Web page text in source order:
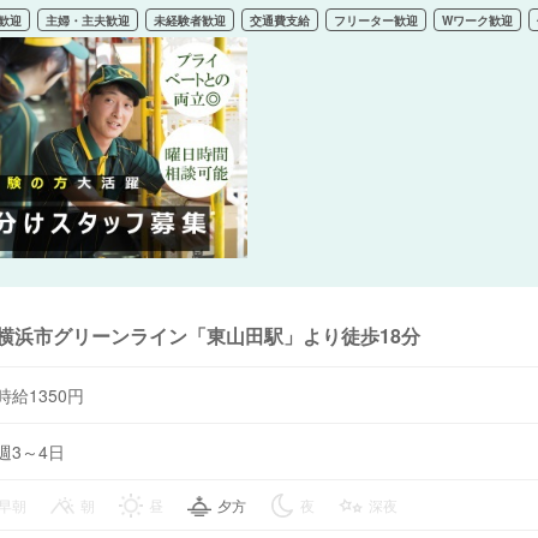
迎 主婦・主夫歓迎 未経験者歓迎 交通費支給 フリーター歓迎 Wワーク歓迎
浜市グリーンライン「東山田駅」より徒歩18分
給1350円
3～4日
朝 朝 昼 夕方 夜 深夜